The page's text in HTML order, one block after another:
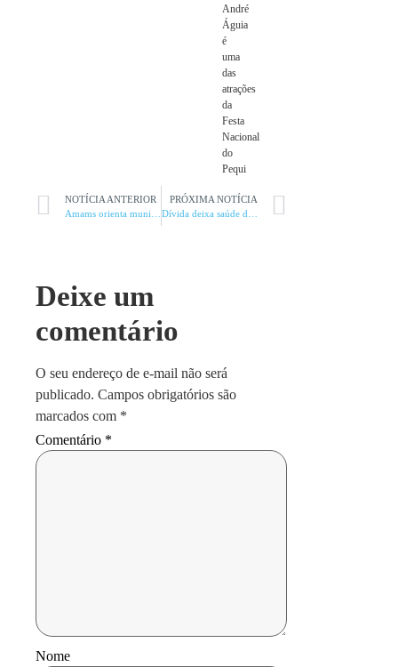
André
Águia
é
uma
das
atrações
da
Festa
Nacional
do
Pequi
NOTÍCIA ANTERIOR
PRÓXIMA NOTÍCIA
Deixe um
comentário
O seu endereço de e-mail não será
publicado. Campos obrigatórios são
marcados com *
Comentário *
Nome